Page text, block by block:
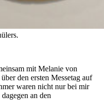
mit Melanie von
den ersten Messetag auf
waren nicht nur bei mir
an den